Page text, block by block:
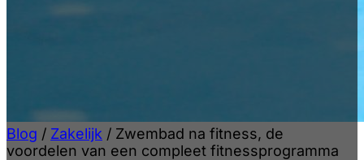
Blog / Zakelijk / Zwembad na fitness, de
voordelen van een compleet fitnessprogramma